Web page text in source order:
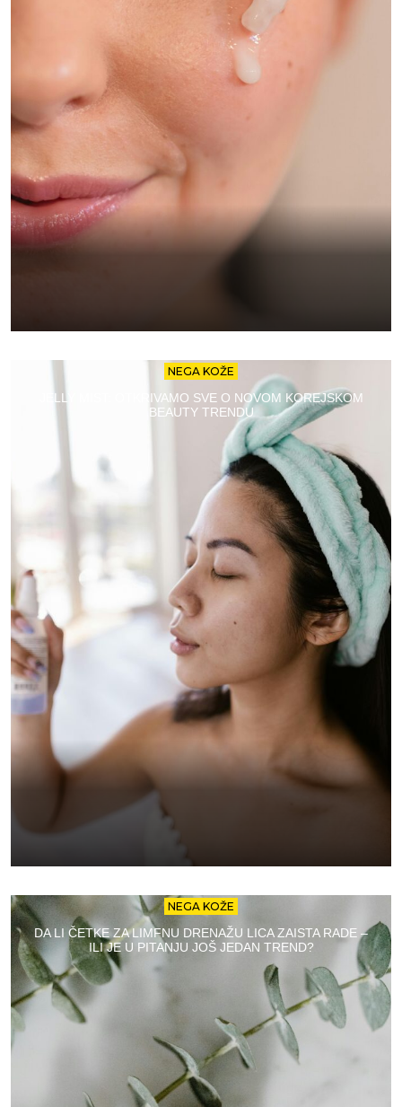
NEGA KOŽE
JELLY MIST: OTKRIVAMO SVE O NOVOM KOREJSKOM
BEAUTY TRENDU
NEGA KOŽE
DA LI ČETKE ZA LIMFNU DRENAŽU LICA ZAISTA RADE –
ILI JE U PITANJU JOŠ JEDAN TREND?